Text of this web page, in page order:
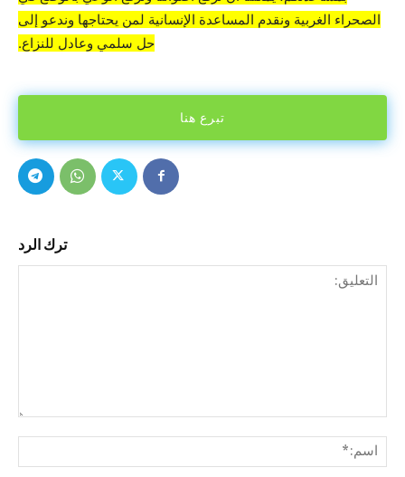
الصحراء الغربية ونقدم المساعدة الإنسانية لمن يحتاجها وندعو إلى
حل سلمي وعادل للنزاع.
تبرع هنا
ترك الرد